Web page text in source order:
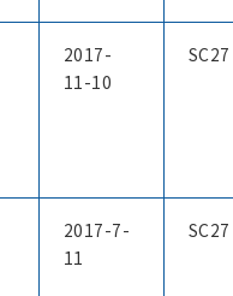
2017-
11-10
SC27
2017-7-
11
SC27